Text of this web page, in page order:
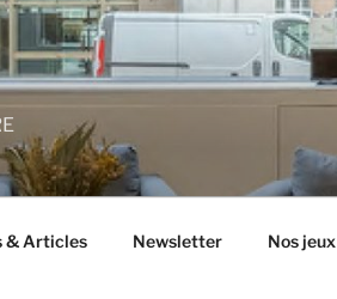
& Articles Newsletter Nos jeux